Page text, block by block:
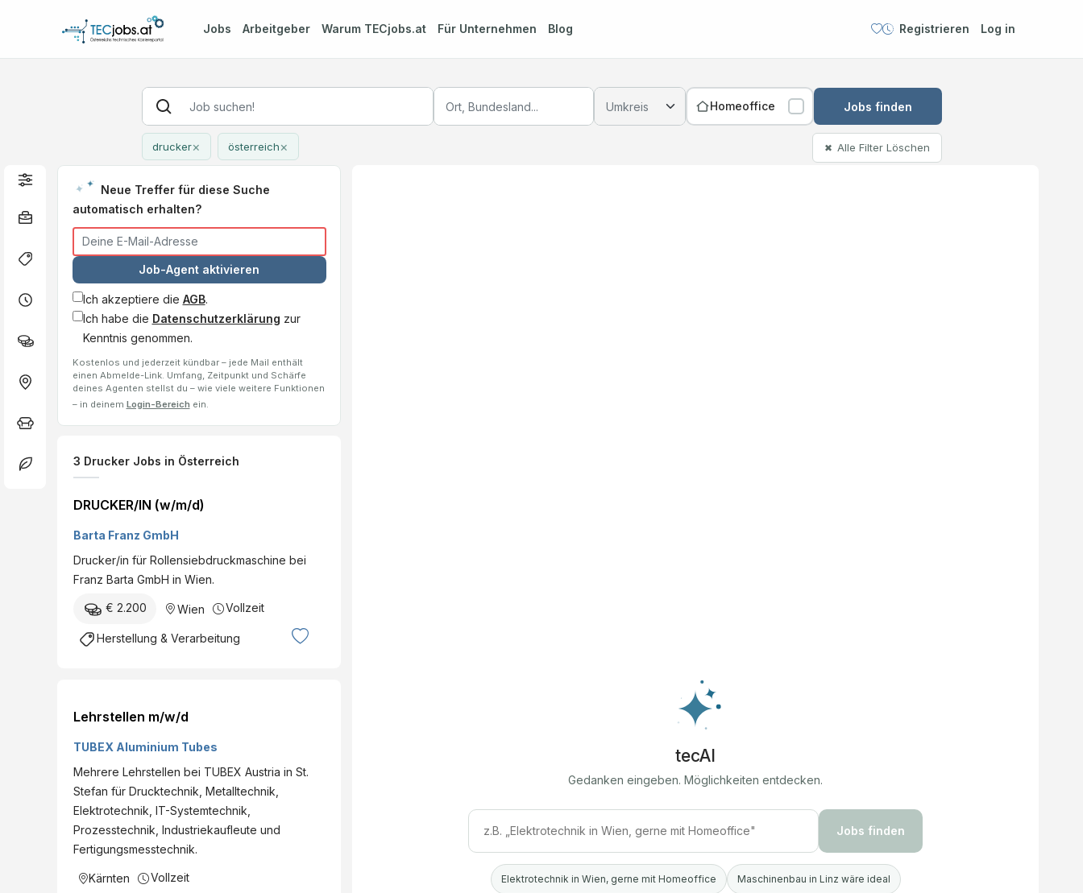
Jobs Arbeitgeber Warum TECjobs.at Für Unternehmen Blog Registrieren Log in
Homeoffice Jobs finden
drucker× österreich× ✖ Alle Filter Löschen
Neue Treffer für diese Suche
automatisch erhalten?
Job-Agent aktivieren
Ich akzeptiere die AGB.
Ich habe die Datenschutzerklärung zur
Kenntnis genommen.
Kostenlos und jederzeit kündbar – jede Mail enthält
einen Abmelde-Link. Umfang, Zeitpunkt und Schärfe
deines Agenten stellst du – wie viele weitere Funktionen
– in deinem Login-Bereich ein.
3 Drucker Jobs in Österreich
DRUCKER/IN (w/m/d)
Barta Franz GmbH
Drucker/in für Rollensiebdruckmaschine bei
Franz Barta GmbH in Wien.
€ 2.200 Wien Vollzeit
Herstellung & Verarbeitung
Lehrstellen m/w/d
TUBEX Aluminium Tubes
Mehrere Lehrstellen bei TUBEX Austria in St.
Stefan für Drucktechnik, Metalltechnik,
Elektrotechnik, IT-Systemtechnik,
Prozesstechnik, Industriekaufleute und
Fertigungsmesstechnik.
Kärnten Vollzeit
tecAI
Gedanken eingeben. Möglichkeiten entdecken.
Jobs finden
Elektrotechnik in Wien, gerne mit Homeoffice Maschinenbau in Linz wäre ideal